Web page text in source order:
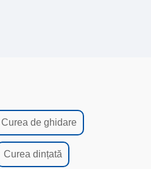
Curea de ghidare
Curea dințată